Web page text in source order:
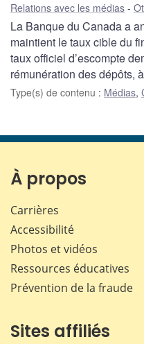
Relations avec les médias
La Banque du Canada a
maintient le taux cible du
taux officiel d’escompte
rémunération des dépôts,
Type(s) de contenu : Médias,
À propos
Carrières
Accessibilité
Photos et vidéos
Ressources éducatives
Prévention de la fraude
Sites affiliés